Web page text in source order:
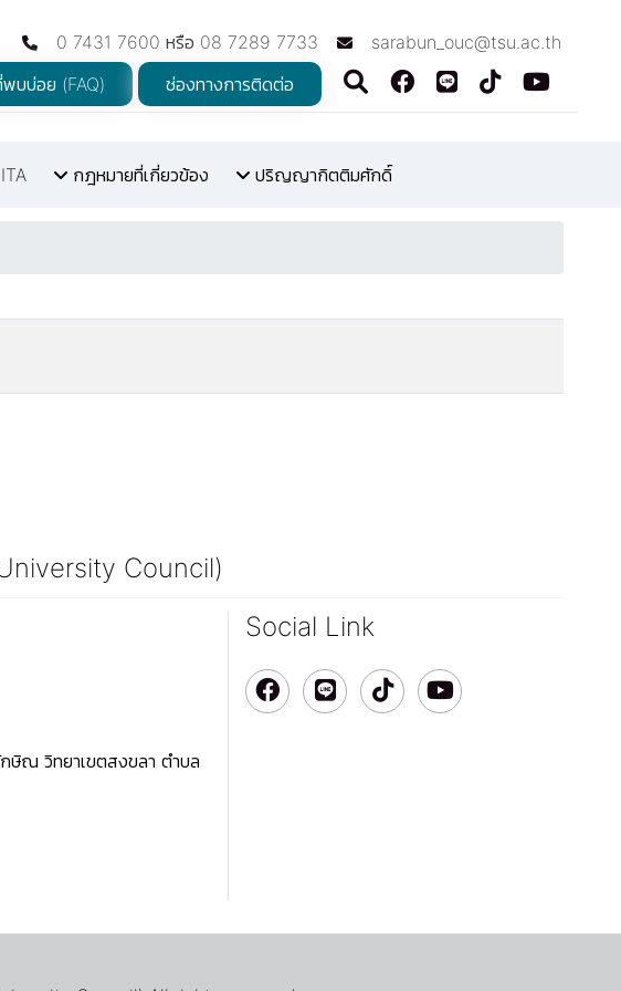
0 7431 7600 หรือ 08 7289 7733
sarabun_ouc@tsu.ac.th
บบ่อย (FAQ)
ช่องทางการติดต่อ
ITA กฎหมายที่เกี่ยวข้อง ปริญญากิตติมศักดิ์
Council)
ษิณ วิทยาเขตสงขลา ตำบล
Social Link